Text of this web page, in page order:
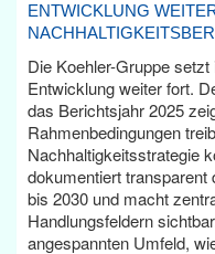
ENTWICKLUNG
Die Koehler-Gruppe
Entwicklung weiter fort.
das Berichtsjahr 2025
Rahmenbedingungen
Nachhaltigkeitsstrategie
dokumentiert transparent
bis 2030 und macht
Handlungsfeldern
angespannten Umfeld,